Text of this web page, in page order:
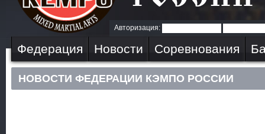
Авторизация:
Федерация Новости Соревнования
НОВОСТИ ФЕДЕРАЦИИ КЭМПО РОССИИ